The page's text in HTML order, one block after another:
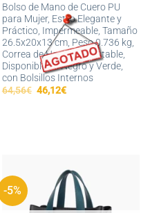
Bolso de Mano de Cuero PU
para Mujer, Estilo Elegante y
Práctico, Impermeable, Tamaño
26.5x20x13 cm, Peso 0.736 kg,
Correa de Hombro Ajustable,
Disponible en Negro y Verde,
con Bolsillos Internos
64,56€ El
precio
46,12€El
-5%